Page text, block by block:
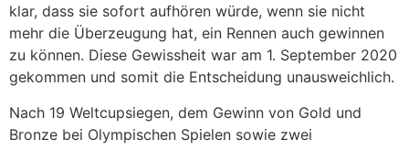
klar, dass sie sofort aufhören würde, wenn sie nicht
mehr die Überzeugung hat, ein Rennen auch gewinnen
zu können. Diese Gewissheit war am 1. September 2020
gekommen und somit die Entscheidung unausweichlich.
Nach 19 Weltcupsiegen, dem Gewinn von Gold und
Bronze bei Olympischen Spielen sowie zwei